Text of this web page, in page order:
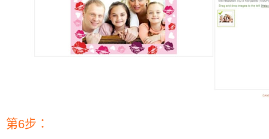
第6步：